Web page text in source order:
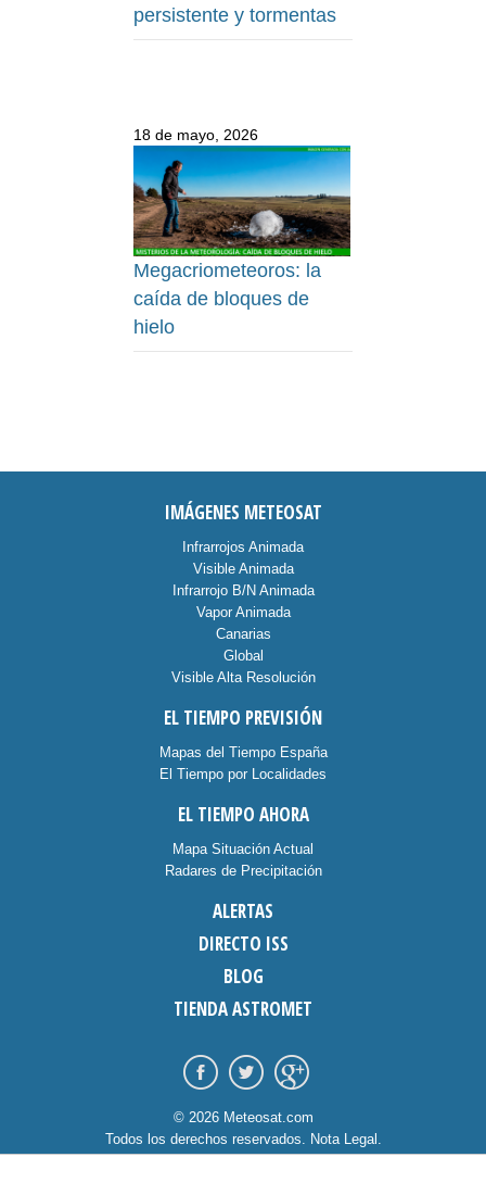
persistente y tormentas
18 de mayo, 2026
Megacriometeoros: la
caída de bloques de
hielo
IMÁGENES METEOSAT
Infrarrojos Animada
Visible Animada
Infrarrojo B/N Animada
Vapor Animada
Canarias
Global
Visible Alta Resolución
EL TIEMPO PREVISIÓN
Mapas del Tiempo España
El Tiempo por Localidades
EL TIEMPO AHORA
Mapa Situación Actual
Radares de Precipitación
ALERTAS
DIRECTO ISS
BLOG
TIENDA ASTROMET
© 2026 Meteosat.com
Todos los derechos reservados. Nota Legal .